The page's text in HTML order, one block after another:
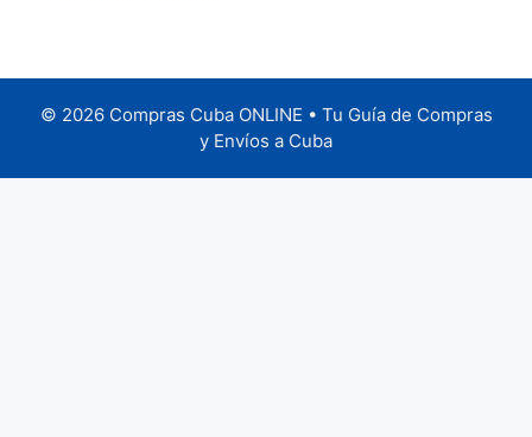
© 2026 Compras Cuba ONLINE • Tu Guía de Compras
y Envíos a Cuba